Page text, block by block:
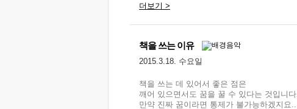
더보기 >
책을 쓰는 이유
2015.3.18. 수요일
책을 쓰는 데 있어서 좋은 점은
깨어 있으면서도 꿈을 꿀 수 있다는 것입니다.
만약 진짜 꿈이라면 통제가 불가능하겠지요..